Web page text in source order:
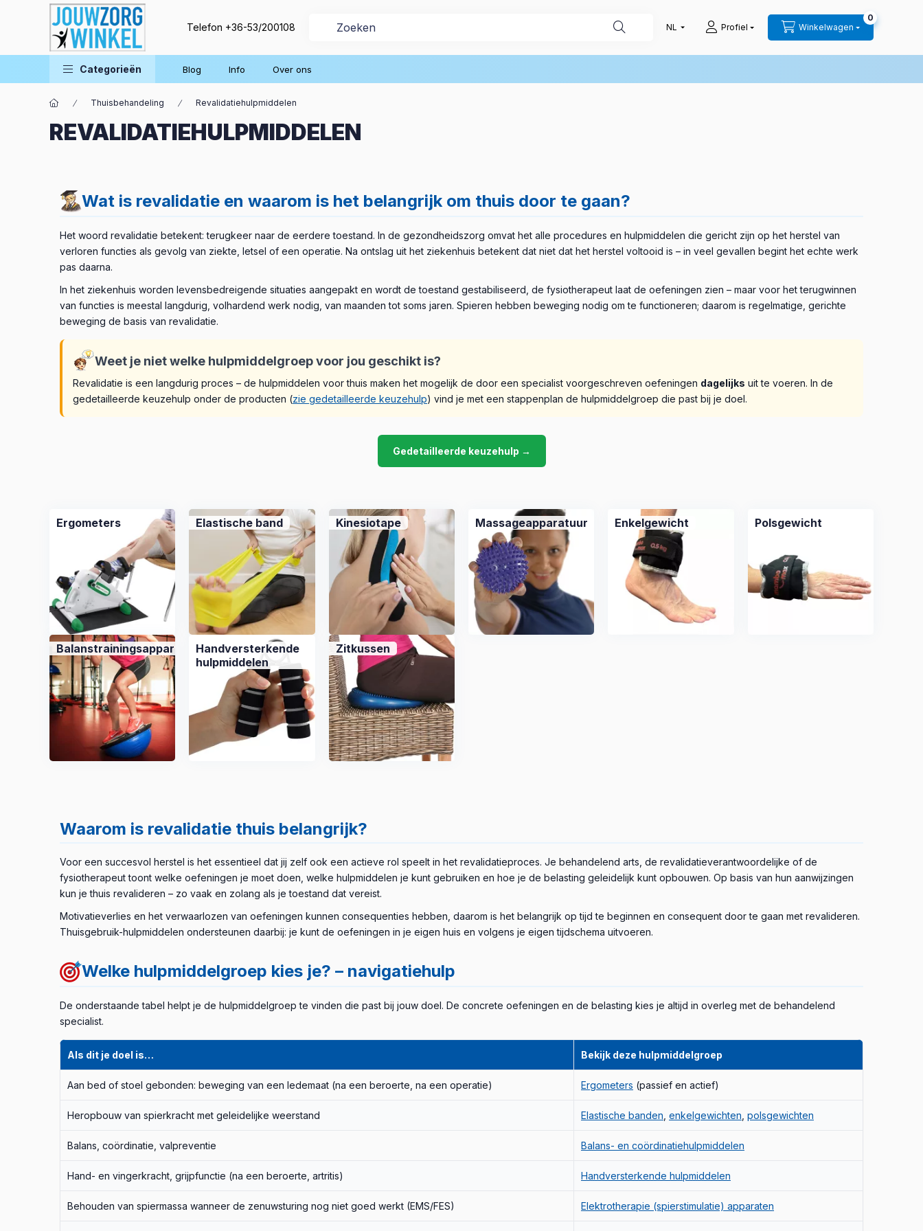
Telefon +36-53/200108 Profiel Winkelwagen
0
Categorieën Blog Info Over ons
Thuisbehandeling Revalidatiehulpmiddelen
REVALIDATIEHULPMIDDELEN
Wat is revalidatie en waarom is het belangrijk om thuis door te gaan?
Het woord revalidatie betekent: terugkeer naar de eerdere toestand. In de gezondheidszorg omvat het alle procedures en hulpmiddelen die gericht zijn op het herstel van
verloren functies als gevolg van ziekte, letsel of een operatie. Na ontslag uit het ziekenhuis betekent dat niet dat het herstel voltooid is – in veel gevallen begint het echte werk
pas daarna.
In het ziekenhuis worden levensbedreigende situaties aangepakt en wordt de toestand gestabiliseerd, de fysiotherapeut laat de oefeningen zien – maar voor het terugwinnen
van functies is meestal langdurig, volhardend werk nodig, van maanden tot soms jaren. Spieren hebben beweging nodig om te functioneren; daarom is regelmatige, gerichte
beweging de basis van revalidatie.
Weet je niet welke hulpmiddelgroep voor jou geschikt is?
Revalidatie is een langdurig proces – de hulpmiddelen voor thuis maken het mogelijk de door een specialist voorgeschreven oefeningen dagelijks uit te voeren. In de
gedetailleerde keuzehulp onder de producten (zie gedetailleerde keuzehulp) vind je met een stappenplan de hulpmiddelgroep die past bij je doel.
Gedetailleerde keuzehulp →
Ergometers Elastische band Kinesiotape Massageapparatuur Enkelgewicht Polsgewicht
BalanstrainingsapparatuurHandversterkende
hulpmiddelen
Zitkussen
Waarom is revalidatie thuis belangrijk?
Voor een succesvol herstel is het essentieel dat jij zelf ook een actieve rol speelt in het revalidatieproces. Je behandelend arts, de revalidatieverantwoordelijke of de
fysiotherapeut toont welke oefeningen je moet doen, welke hulpmiddelen je kunt gebruiken en hoe je de belasting geleidelijk kunt opbouwen. Op basis van hun aanwijzingen
kun je thuis revalideren – zo vaak en zolang als je toestand dat vereist.
Motivatieverlies en het verwaarlozen van oefeningen kunnen consequenties hebben, daarom is het belangrijk op tijd te beginnen en consequent door te gaan met revalideren.
Thuisgebruik-hulpmiddelen ondersteunen daarbij: je kunt de oefeningen in je eigen huis en volgens je eigen tijdschema uitvoeren.
Welke hulpmiddelgroep kies je? – navigatiehulp
De onderstaande tabel helpt je de hulpmiddelgroep te vinden die past bij jouw doel. De concrete oefeningen en de belasting kies je altijd in overleg met de behandelend
specialist.
Als dit je doel is… Bekijk deze hulpmiddelgroep
Aan bed of stoel gebonden: beweging van een ledemaat (na een beroerte, na een operatie) Ergometers (passief en actief)
Heropbouw van spierkracht met geleidelijke weerstand Elastische banden enkelgewichten polsgewichten
Balans, coördinatie, valpreventie Balans- en coördinatiehulpmiddelen
Hand- en vingerkracht, grijpfunctie (na een beroerte, artritis) Handversterkende hulpmiddelen
Behouden van spiermassa wanneer de zenuwsturing nog niet goed werkt (EMS/FES) Elektrotherapie (spierstimulatie) apparaten